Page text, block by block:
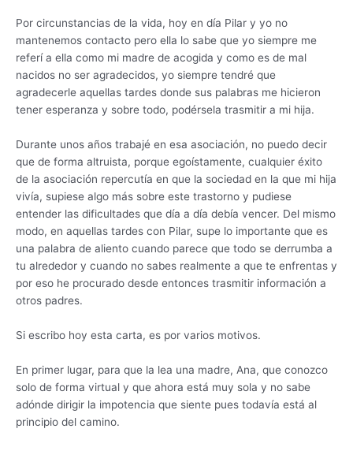
Por circunstancias de la vida, hoy en día Pilar y yo no
mantenemos contacto pero ella lo sabe que yo siempre me
referí a ella como mi madre de acogida y como es de mal
nacidos no ser agradecidos, yo siempre tendré que
agradecerle aquellas tardes donde sus palabras me hicieron
tener esperanza y sobre todo, podérsela trasmitir a mi hija.
Durante unos años trabajé en esa asociación, no puedo decir
que de forma altruista, porque egoístamente, cualquier éxito
de la asociación repercutía en que la sociedad en la que mi hija
vivía, supiese algo más sobre este trastorno y pudiese
entender las dificultades que día a día debía vencer. Del mismo
modo, en aquellas tardes con Pilar, supe lo importante que es
una palabra de aliento cuando parece que todo se derrumba a
tu alrededor y cuando no sabes realmente a que te enfrentas y
por eso he procurado desde entonces trasmitir información a
otros padres.
Si escribo hoy esta carta, es por varios motivos.
En primer lugar, para que la lea una madre, Ana, que conozco
solo de forma virtual y que ahora está muy sola y no sabe
adónde dirigir la impotencia que siente pues todavía está al
principio del camino.